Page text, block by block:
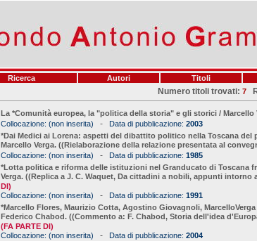
Ricerca Autori Titoli
Numero titoli trovati: 7
La *Comunità europea, la "politica della storia" e gli storici / Marcello
Collocazione: (non inserita) - Data di pubblicazione: 2003
*Dai Medici ai Lorena: aspetti del dibattito politico nella Toscana
Marcello Verga. ((Rielaborazione della relazione presentata al
Collocazione: (non inserita) - Data di pubblicazione: 1985
*Lotta politica e riforma delle istituzioni nel Granducato di Toscana
Verga. ((Replica a J. C. Waquet, Da cittadini a nobili, appunti intorno
DI)
Collocazione: (non inserita) - Data di pubblicazione: 1991
*Marcello Flores, Maurizio Cotta, Agostino Giovagnoli,
Federico Chabod. ((Commento a: F. Chabod, Storia dell'idea
(FA PARTE DI)
Collocazione: (non inserita) - Data di pubblicazione: 2004